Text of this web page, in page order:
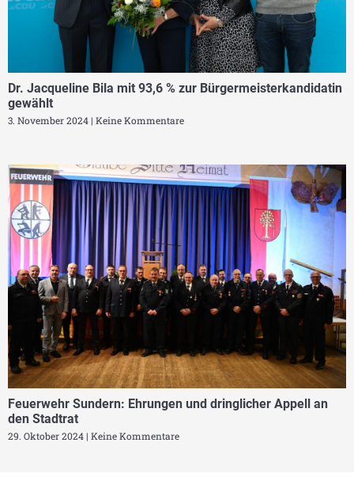
Dr. Jacqueline Bila mit 93,6 % zur Bürgermeisterkandidatin
gewählt
3. November 2024 Keine Kommentare
Feuerwehr Sundern: Ehrungen und dringlicher Appell an
den Stadtrat
29. Oktober 2024 Keine Kommentare